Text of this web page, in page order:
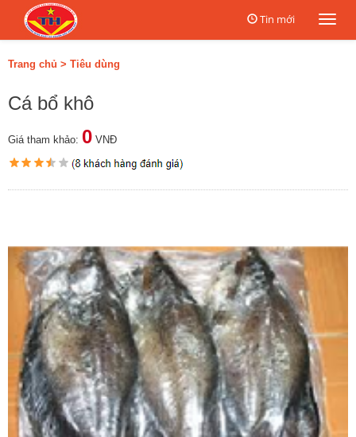
Tin mới
Trang chủ > Tiêu dùng
Cá bổ khô
Giá tham khảo: 0 VNĐ